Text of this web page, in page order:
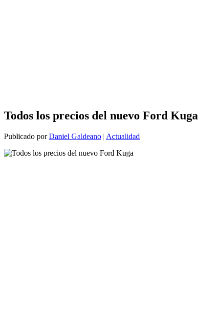
Todos los precios del nuevo Ford Kuga
Publicado porDaniel Galdeano | Actualidad